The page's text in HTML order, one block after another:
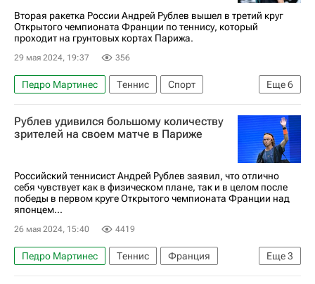
Вторая ракетка России Андрей Рублев вышел в третий круг
Открытого чемпионата Франции по теннису, который
проходит на грунтовых кортах Парижа.
29 мая 2024, 19:37 356
Еще6
Педро Мартинес Теннис
Спорт
Франция
Россия
Париж
Андрей Рублев
Александр Мюллер
Рублев удивился большому количеству
зрителей на своем матче в Париже
Российский теннисист Андрей Рублев заявил, что отлично
себя чувствует как в физическом плане, так и в целом после
победы в первом круге Открытого чемпионата Франции над
японцем...
26 мая 2024, 15:40 4419
Еще3
Педро Мартинес Теннис
Франция
Спорт
Андрей Рублев Таро Даниэль